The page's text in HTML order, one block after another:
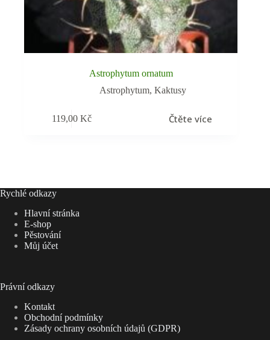
Astrophytum ornatum
Astrophytum,Kaktusy
119,00 Kč Čtěte více
Rychlé odkazy
Hlavní stránka
E-shop
Pěstování
Můj účet
Právní odkazy
Kontakt
Obchodní podmínky
Zásady ochrany osobních údajů (GDPR)